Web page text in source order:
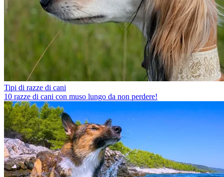
Tipi di razze di cani
10 razze di cani con muso lungo da non perdere!